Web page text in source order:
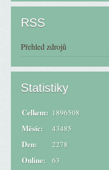
RSS
Přehled zdrojů
Statistiky
Online: 63
Celkem: 1896508
Měsíc: 43485
Den: 2278